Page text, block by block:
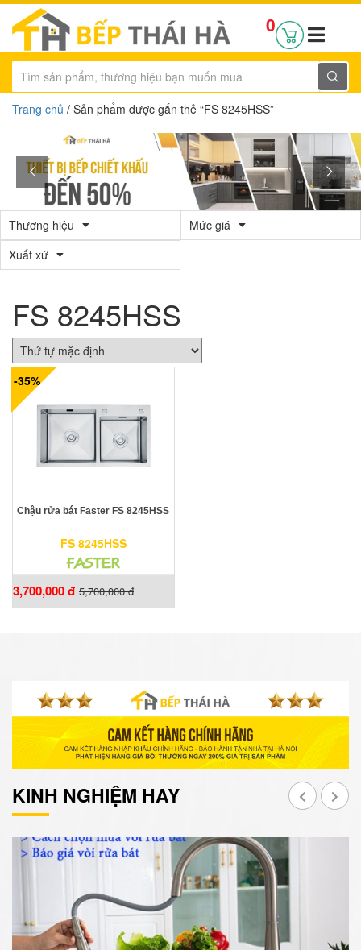
0
Trang chủ / Sản phẩm được gắn thẻ “FS 8245HSS”
Thương hiệu
Mức giá
Xuất xứ
FS 8245HSS
-35%
Chậu rửa bát Faster FS 8245HSS
FS 8245HSS
3,700,000 đ 5,700,000 đ
KINH NGHIỆM HAY